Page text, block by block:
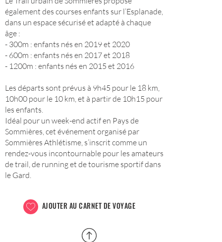
également des courses enfants sur l’Esplanade,
dans un espace sécurisé et adapté à chaque
âge :
- 300m : enfants nés en 2019 et 2020
- 600m : enfants nés en 2017 et 2018
- 1200m : enfants nés en 2015 et 2016
Les départs sont prévus à 9h45 pour le 18 km,
10h00 pour le 10 km, et à partir de 10h15 pour
les enfants.
Idéal pour un week-end actif en Pays de
Sommières, cet événement organisé par
Sommières Athlétisme, s’inscrit comme un
rendez-vous incontournable pour les amateurs
de trail, de running et de tourisme sportif dans
le Gard.
AJOUTER AU CARNET DE VOYAGE